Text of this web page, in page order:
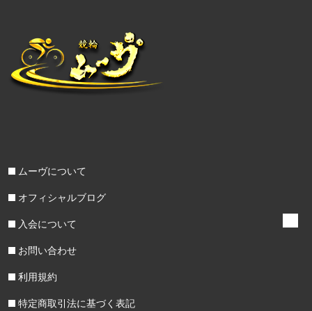
ムーヴについて
オフィシャルブログ
入会について
お問い合わせ
利用規約
特定商取引法に基づく表記